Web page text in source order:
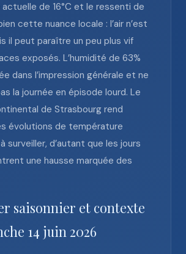
de 16°C et le ressenti de
cette nuance locale : l’air n’est
il peut paraître un peu plus vif
exposés. L’humidité de 63%
dans l’impression générale et ne
la journée en épisode lourd. Le
de Strasbourg rend
évolutions de température
surveiller, d’autant que les jours
une hausse marquée des
saisonnier et contexte
14 juin 2026